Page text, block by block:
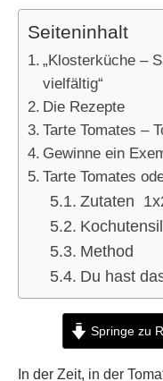
Seiteninhalt
„Klosterküche –
vielfältig“
Die Rezepte
Tarte Tomates –
Gewinne ein
Tarte Tomates
Zutaten
Method
Du hast
Springe zu
In der Zeit, in der